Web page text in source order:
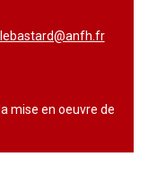
mise en oeuvre de